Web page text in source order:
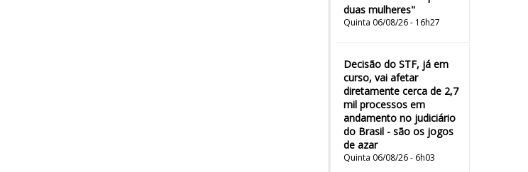
duas mulheres"
Quinta 06/08/26 - 16h27
Decisão do STF, já em
curso, vai afetar
diretamente cerca de 2,7
mil processos em
andamento no judiciário
do Brasil - são os jogos
de azar
Quinta 06/08/26 - 6h03